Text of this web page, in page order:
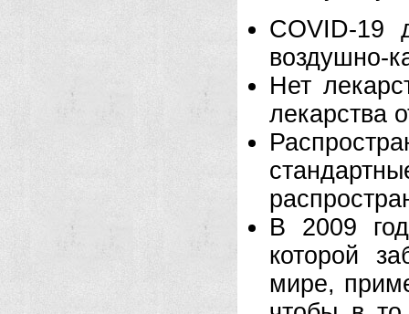
COVID-19
воздушно-
Нет
лекарства
В 2009
которой
мире,